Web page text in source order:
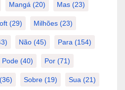
Mangá (20) Mas (23)
(29) Milhões (23)
Não (45) Para (154)
Pode (40) Por (71)
(36) Sobre (19) Sua (21)